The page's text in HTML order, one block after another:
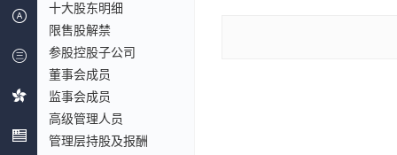
十大股东明细
限售股解禁
参股控股子公司
董事会成员
监事会成员
高级管理人员
管理层持股及报酬